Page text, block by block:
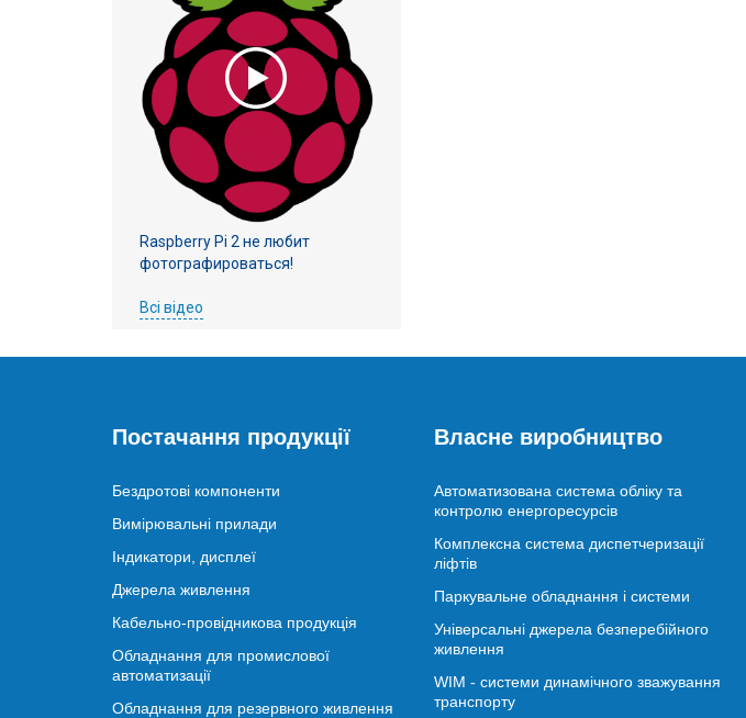
Raspberry Pi 2 не любит
фотографироваться!
Всі відео
Постачання продукції
Бездротові компоненти
Вимірювальні прилади
Індикатори, дисплеї
Джерела живлення
Кабельно-провідникова продукція
Обладнання для промислової
автоматизації
Обладнання для резервного живлення
Власне виробництво
Автоматизована система обліку та
контролю енергоресурсів
Комплексна система диспетчеризації
ліфтів
Паркувальне обладнання і системи
Універсальні джерела безперебійного
живлення
WIM - системи динамічного зважування
транспорту